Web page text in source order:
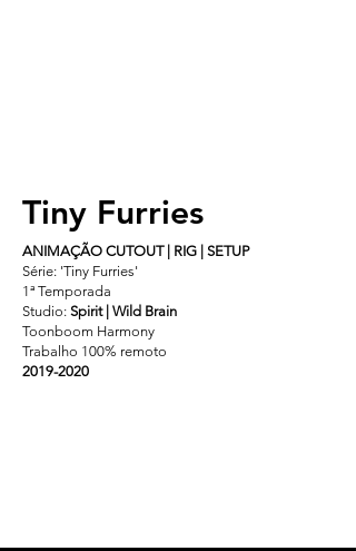
Tiny Furries
ANIMAÇÃO CUTOUT | RIG | SETUP
Série: 'Tiny Furries'
1ª Temporada
Studio: Spirit | Wild Brain
Toonboom Harmony
Trabalho 100% remoto
2019-2020